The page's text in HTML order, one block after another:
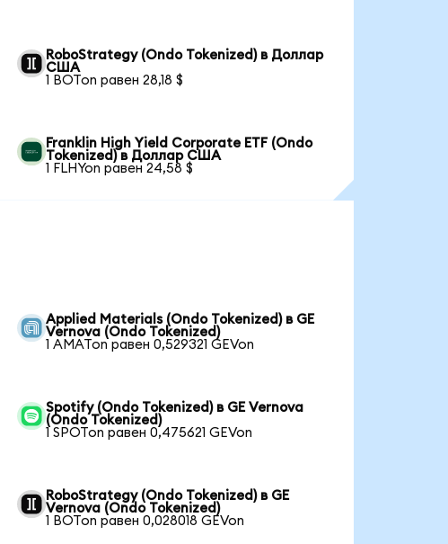
RoboStrategy (Ondo Tokenized) в Доллар
США
1 BOTon равен 28,18 $
Franklin High Yield Corporate ETF (Ondo
Tokenized) в Доллар США
1 FLHYon равен 24,58 $
Applied Materials (Ondo Tokenized) в GE
Vernova (Ondo Tokenized)
1 AMATon равен 0,529321 GEVon
Spotify (Ondo Tokenized) в GE Vernova
(Ondo Tokenized)
1 SPOTon равен 0,475621 GEVon
RoboStrategy (Ondo Tokenized) в GE
Vernova (Ondo Tokenized)
1 BOTon равен 0,028018 GEVon